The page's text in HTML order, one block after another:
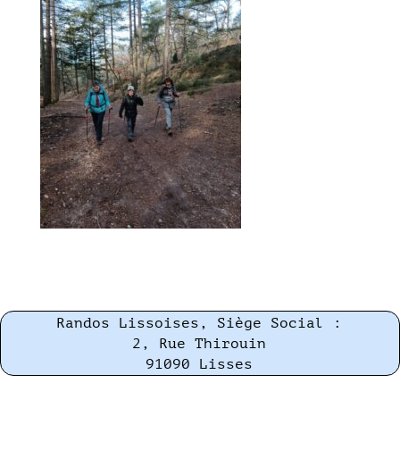
Randos Lissoises, Siège Social :
2, Rue Thirouin
91090 Lisses